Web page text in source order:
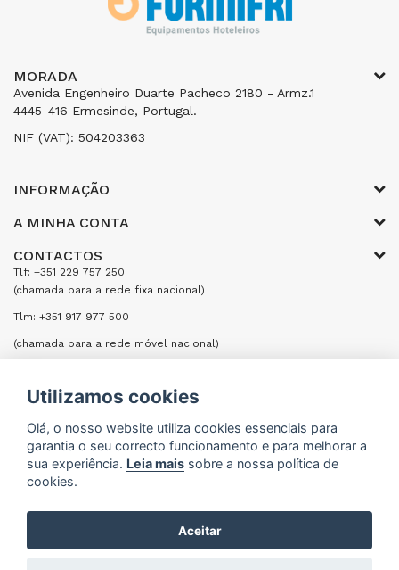
MORADA
Avenida Engenheiro Duarte Pacheco 2180 - Armz.1
4445-416 Ermesinde, Portugal.
NIF (VAT): 504203363
INFORMAÇÃO
A MINHA CONTA
CONTACTOS
Tlf: +351 229 757 250
(chamada para a rede fixa nacional)
Tlm: +351 917 977 500
(chamada para a rede móvel nacional)
ENVIAR UMA MENSAGEM
Formifri | Especialistas em Equipamentos Hoteleiros
e Cozinhas Industriais © 2026
Utilizamos cookies
Olá, o nosso website utiliza cookies essenciais para
garantia o seu correcto funcionamento e para melhorar a
sua experiência. Leia mais sobre a nossa política de
cookies.
Aceitar